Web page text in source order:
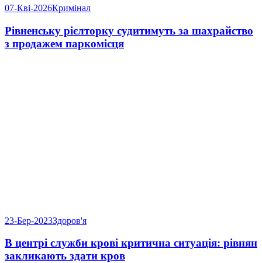
07-Кві-2026Кримінал
Рівненську рієлторку судитимуть за шахрайство
з продажем паркомісця
23-Бер-2023Здоров'я
В центрі служби крові критична ситуація: рівнян
закликають здати кров